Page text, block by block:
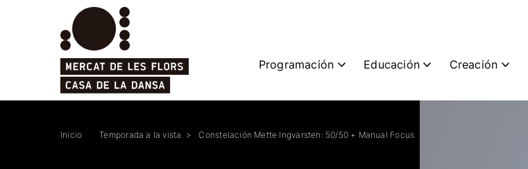
Programación Educación Creación
Inicio Temporada a la vista Constelación Mette Ingvarsten: 50/50 + Manual Focus